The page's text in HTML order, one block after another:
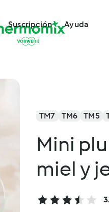
Suscripción Ayuda
TM7 TM6 TM5
Mini
miel y